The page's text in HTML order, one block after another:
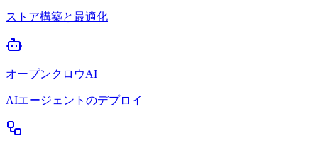
ストア構築と最適化
オープンクロウAI
AIエージェントのデプロイ